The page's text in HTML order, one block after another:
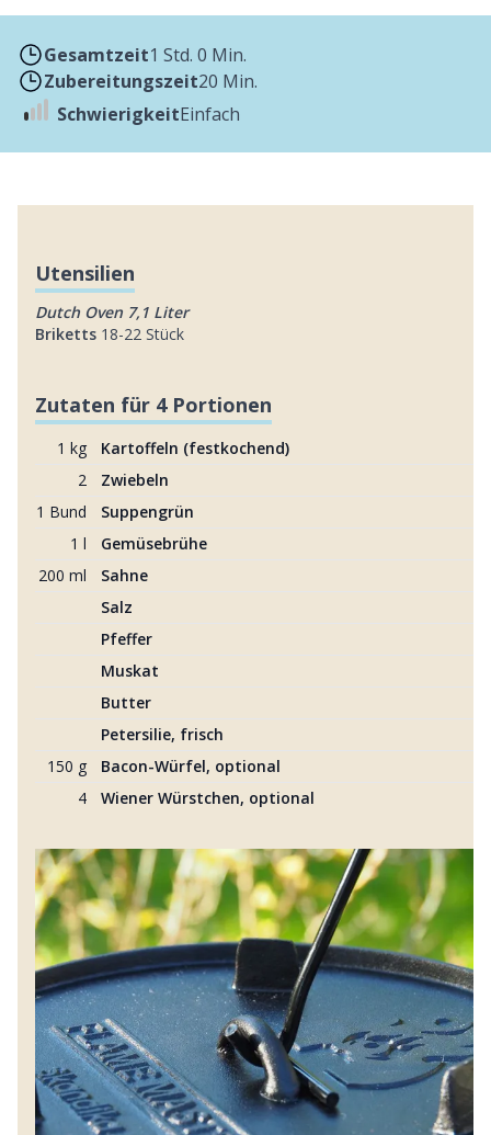
Gesamtzeit1 Std. 0 Min.
Zubereitungszeit20 Min.
SchwierigkeitEinfach
Utensilien
Dutch Oven 7,1 Liter
Briketts 18-22 Stück
Zutaten für 4 Portionen
1 kg
Kartoffeln (festkochend)
2
Zwiebeln
1 Bund
Suppengrün
1 l
Gemüsebrühe
200 ml
Sahne
Salz
Pfeffer
Muskat
Butter
Petersilie, frisch
150 g
Bacon-Würfel, optional
4
Wiener Würstchen, optional